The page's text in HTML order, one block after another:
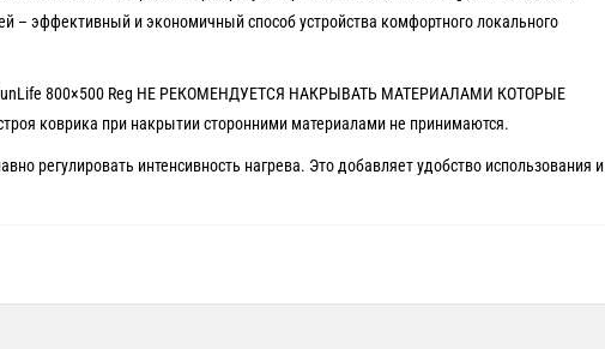
– эффективный и экономичный способ устройства комфортного локального
SunLife 800×500 Reg НЕ РЕКОМЕНДУЕТСЯ НАКРЫВАТЬ МАТЕРИАЛАМИ КОТОРЫЕ
коврика при накрытии сторонними материалами не принимаются.
регулировать интенсивность нагрева. Это добавляет удобство использования и